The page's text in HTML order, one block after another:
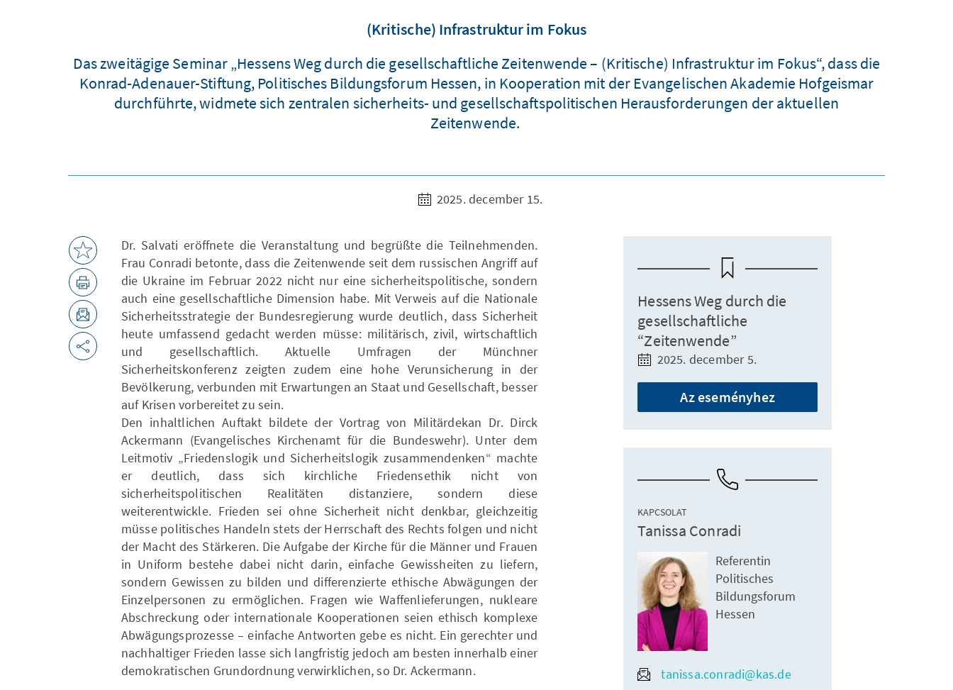
(Kritische) Infrastruktur im Fokus
Das zweitägige Seminar „Hessens Weg durch die gesellschaftliche Zeitenwende – (Kritische) Infrastruktur im Fokus“, dass die
Konrad-Adenauer-Stiftung, Politisches Bildungsforum Hessen, in Kooperation mit der Evangelischen Akademie Hofgeismar
durchführte, widmete sich zentralen sicherheits- und gesellschaftspolitischen Herausforderungen der aktuellen
Zeitenwende.
2025. december 15.
Dr. Salvati eröffnete die Veranstaltung und begrüßte die Teilnehmenden.
Frau Conradi betonte, dass die Zeitenwende seit dem russischen Angriff auf
die Ukraine im Februar 2022 nicht nur eine sicherheitspolitische, sondern
auch eine gesellschaftliche Dimension habe. Mit Verweis auf die Nationale
Sicherheitsstrategie der Bundesregierung wurde deutlich, dass Sicherheit
heute umfassend gedacht werden müsse: militärisch, zivil, wirtschaftlich
und gesellschaftlich. Aktuelle Umfragen der Münchner
Sicherheitskonferenz zeigten zudem eine hohe Verunsicherung in der
Bevölkerung, verbunden mit Erwartungen an Staat und Gesellschaft, besser
auf Krisen vorbereitet zu sein.
Den inhaltlichen Auftakt bildete der Vortrag von Militärdekan Dr. Dirck
Ackermann (Evangelisches Kirchenamt für die Bundeswehr). Unter dem
Leitmotiv „Friedenslogik und Sicherheitslogik zusammendenken“ machte
er deutlich, dass sich kirchliche Friedensethik nicht von
sicherheitspolitischen Realitäten distanziere, sondern diese
weiterentwickle. Frieden sei ohne Sicherheit nicht denkbar, gleichzeitig
müsse politisches Handeln stets der Herrschaft des Rechts folgen und nicht
der Macht des Stärkeren. Die Aufgabe der Kirche für die Männer und Frauen
in Uniform bestehe dabei nicht darin, einfache Gewissheiten zu liefern,
sondern Gewissen zu bilden und differenzierte ethische Abwägungen der
Einzelpersonen zu ermöglichen. Fragen wie Waffenlieferungen, nukleare
Abschreckung oder internationale Kooperationen seien ethisch komplexe
Abwägungsprozesse – einfache Antworten gebe es nicht. Ein gerechter und
nachhaltiger Frieden lasse sich langfristig jedoch am besten innerhalb einer
demokratischen Grundordnung verwirklichen, so Dr. Ackermann.
Hessens Weg durch die
gesellschaftliche
“Zeitenwende”
2025. december 5.
Az eseményhez
KAPCSOLAT
Tanissa Conradi
Referentin
Politisches
Bildungsforum
Hessen
tanissa.conradi@kas.de